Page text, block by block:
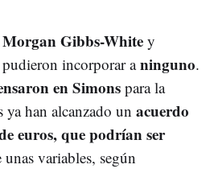
Morgan Gibbs-White y
incorporar aninguno.
en Simonspara la
han alcanzado un acuerdo
euros, que podrían ser
variables, según